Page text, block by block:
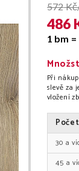
572
486
1 bm =
Při
slevě za
vložení
Počet
30
45